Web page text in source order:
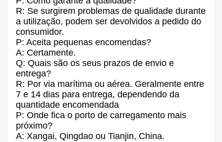
R: Se surgirem problemas de qualidade durante
a utilização, podem ser devolvidos a pedido do
consumidor.
P: Aceita pequenas encomendas?
A: Certamente.
Q: Quais são os seus prazos de envio e
entrega?
R: Por via marítima ou aérea. Geralmente entre
7 e 14 dias para entrega, dependendo da
quantidade encomendada
P: Onde fica o porto de carregamento mais
próximo?
A: Xangai, Qingdao ou Tianjin, China.